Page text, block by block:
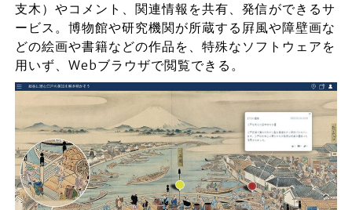
支木）やコメント、関連情報を共有、発信ができるサ
ービス。博物館や研究機関が所蔵する屛風や障壁画な
どの絵画や書籍などの作品を、特殊なソフトウェアを
用いず、Webブラウザで閲覧できる。